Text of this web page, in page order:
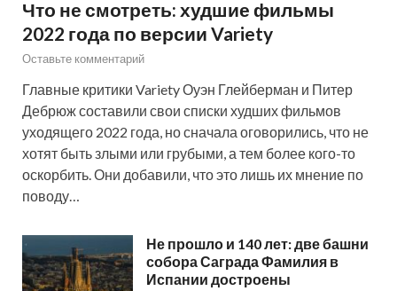
Что не смотреть: худшие фильмы
2022 года по версии Variety
Оставьте комментарий
Главные критики Variety Оуэн Глейберман и Питер
Дебрюж составили свои списки худших фильмов
уходящего 2022 года, но сначала оговорились, что не
хотят быть злыми или грубыми, а тем более кого-то
оскорбить. Они добавили, что это лишь их мнение по
поводу…
Не прошло и 140 лет: две башни
собора Саграда Фамилия в
Испании достроены